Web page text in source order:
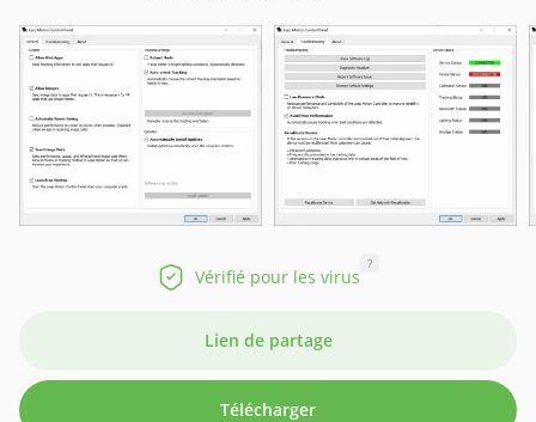
Vérifié pour les virus
?
Lien de partage
Télécharger